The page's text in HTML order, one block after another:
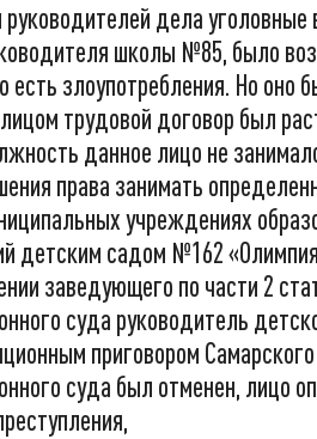
руководителей дела
школы №85, было
есть злоупотребления. Но оно
трудовой договор был
данное лицо не
права занимать
учреждениях
детским садом №162
заведующего по части 2
суда руководитель
приговором
суда был отменен, лицо